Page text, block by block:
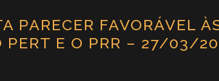
PARECER FAVORÁVEL
PERT E O PRR – 27/03/